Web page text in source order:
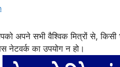
अपने सभी वैश्विक मित्रों से, किसी
नेटवर्क का उपयोग न हो।